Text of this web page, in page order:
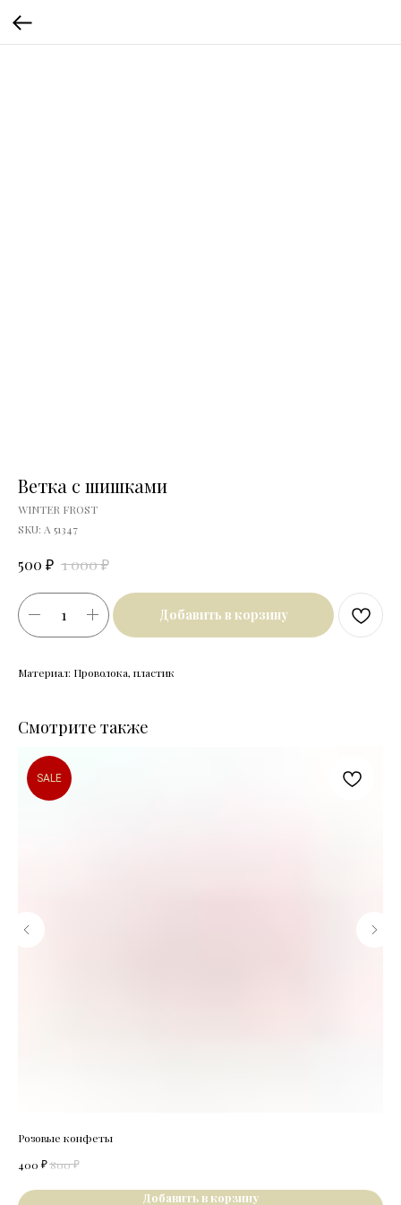
Ветка с шишками
WINTER FROST
SKU: A 51347
500 ₽ 1 000₽
Добавить в корзину
Материал: Проволока, пластик
Смотрите также
SALE
Розовые конфеты
400 ₽800₽
Добавить в корзину